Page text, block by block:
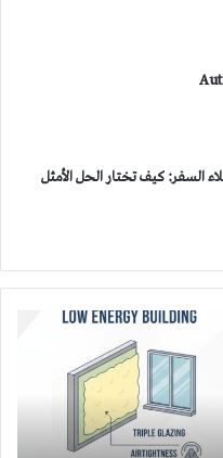
السفر: كيف تختار الحل الأمثل